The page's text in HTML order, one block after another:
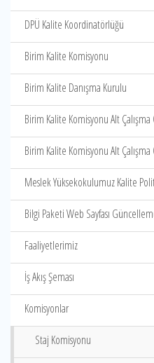
DPÜ Kalite Koordinatörlüğü
Birim Kalite Komisyonu
Birim Kalite Danışma Kurulu
Birim Kalite Komisyonu Alt Çalışma
Birim Kalite Komisyonu Alt Çalışma
Meslek Yüksekokulumuz Kalite
Bilgi Paketi Web Sayfası
Faaliyetlerimiz
İş Akış Şeması
Komisyonlar
Staj Komisyonu